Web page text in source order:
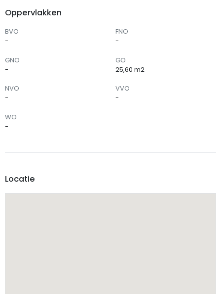
Oppervlakken
BVO
-
FNO
-
GNO
-
GO
25,60 m2
NVO
-
VVO
-
WO
-
Locatie